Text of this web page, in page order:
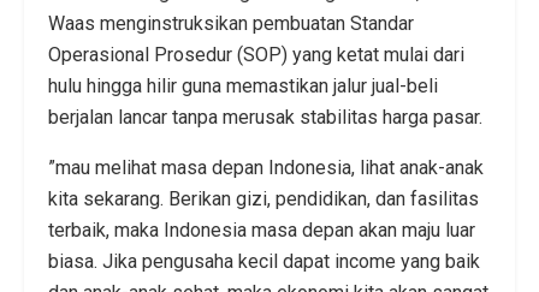
Waas menginstruksikan pembuatan Standar
Operasional Prosedur (SOP) yang ketat mulai dari
hulu hingga hilir guna memastikan jalur jual-beli
berjalan lancar tanpa merusak stabilitas harga pasar.
​”mau melihat masa depan Indonesia, lihat anak-anak
kita sekarang. Berikan gizi, pendidikan, dan fasilitas
terbaik, maka Indonesia masa depan akan maju luar
biasa. Jika pengusaha kecil dapat income yang baik